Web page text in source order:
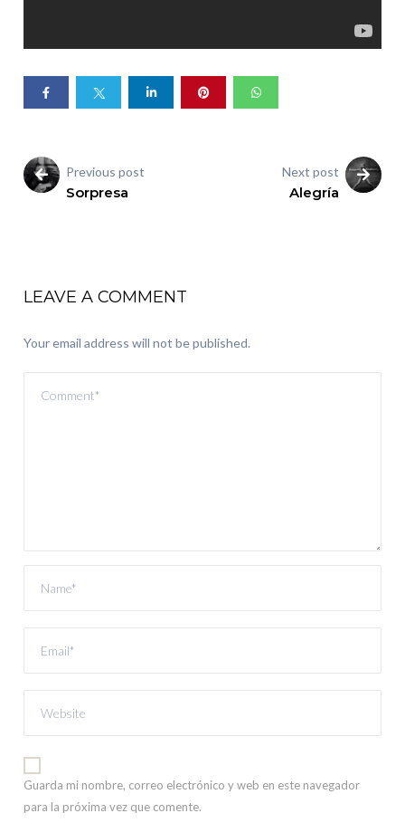
Previous post
Sorpresa
Next post
Alegría
LEAVE A COMMENT
Your email address will not be published.
Guarda mi nombre, correo electrónico y web en este navegador
para la próxima vez que comente.